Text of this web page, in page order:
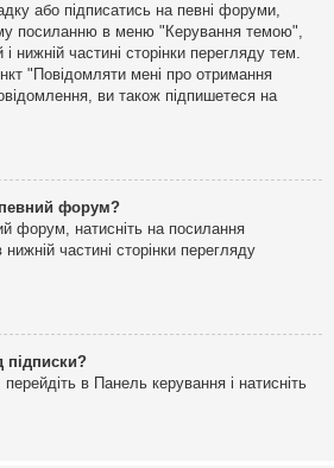
або підписатись на певні форуми,
посиланню в меню "Керування темою",
нижній частині сторінки перегляду тем.
"Повідомляти мені про отримання
ви також підпишетеся на
певний форум?
форум, натисніть на посилання
частині сторінки перегляду
підписки?
в Панель керування і натисніть